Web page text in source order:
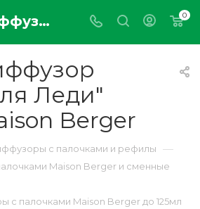
Аромадиффузор "Цветы для Леди" 100мл Maison Berger 0
Леди"
Berger
с палочками и рефилы —
Maison Berger и сменные
с палочками Maison Berger до 125мл